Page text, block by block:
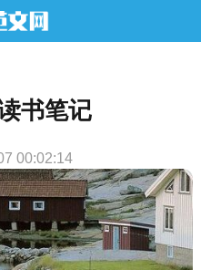
书笔记
00:02:14